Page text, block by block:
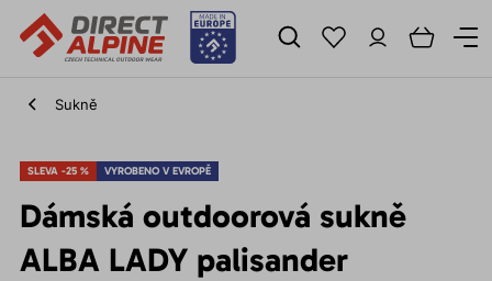
Sukně
SLEVA -25 % VYROBENO V EVROPĚ
Dámská outdoorová sukně
ALBA LADY palisander